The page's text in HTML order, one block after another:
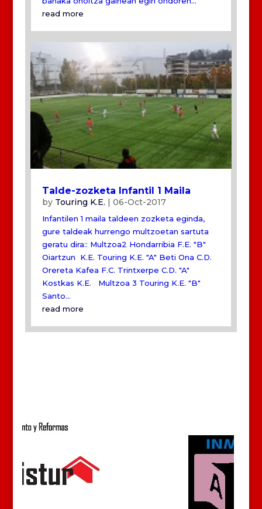
read more
Talde-zozketa Infantil 1 Maila
by Touring K.E. | 06-Oct-2017
Infantilen 1 maila taldeen zozketa eginda,
gure taldeak hurrengo multzoetan sartuta
geratu dira:: Multzoa2 Hondarribia F.E. "B"
Oiartzun K.E. Touring K.E. "A" Beti Ona C.D.
Orereta Kafea F.C. Trintxerpe C.D. "A"
Kostkas K.E. Multzoa 3 Touring K.E. "B"
Santo...
read more